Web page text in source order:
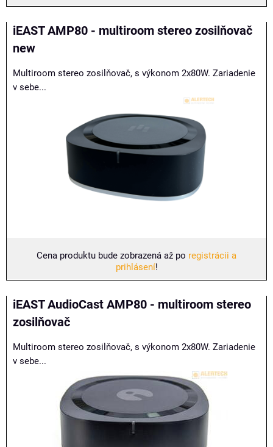
iEAST AMP80 - multiroom stereo zosilňovač
new
Multiroom stereo zosilňovač, s výkonom 2x80W. Zariadenie
v sebe...
Cena produktu bude zobrazená až po registrácii a
prihlásení!
iEAST AudioCast AMP80 - multiroom stereo
zosilňovač
Multiroom stereo zosilňovač, s výkonom 2x80W. Zariadenie
v sebe...